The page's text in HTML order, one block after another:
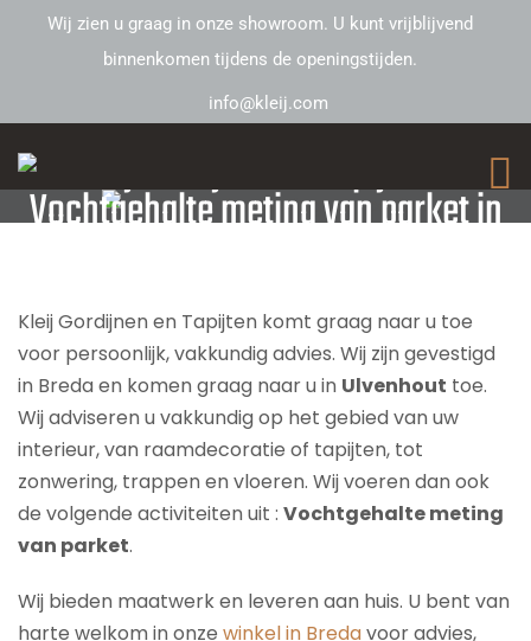
Wij zien u graag in onze showroom. U kunt vrijblijvend
binnenkomen tijdens de openingstijden.
info@kleij.com
Kleij Gordijnen en Tapijten –
Vochtgehalte meting van parket in
Kleij Gordijnen en Tapijten komt graag naar u toe
voor persoonlijk, vakkundig advies. Wij zijn gevestigd
in Breda en komen graag naar u in Ulvenhout toe.
Wij adviseren u vakkundig op het gebied van uw
interieur, van raamdecoratie of tapijten, tot
zonwering, trappen en vloeren. Wij voeren dan ook
de volgende activiteiten uit : Vochtgehalte meting
van parket.
Wij bieden maatwerk en leveren aan huis. U bent van
harte welkom in onze winkel in Bredavoor advies,